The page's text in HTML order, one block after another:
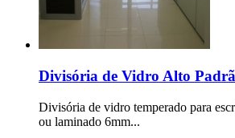
Divisória de Vidro Alto
Divisória de vidro temperado para
ou laminado 6mm...